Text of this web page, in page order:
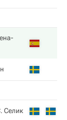
Селик